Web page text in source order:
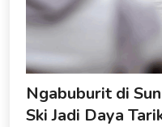
Ngabuburit di
Ski Jadi Daya